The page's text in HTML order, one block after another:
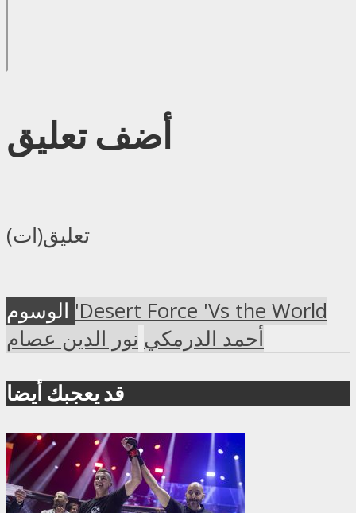
أضف تعليق
تعليق(ات)
'Desert Force 'Vs the World
أحمد الدرمكي نور الدين عصام
قد يعجبك أيضا